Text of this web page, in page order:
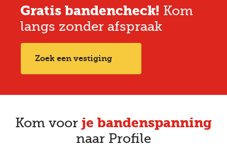
Gratis bandencheck! Kom
langs zonder afspraak
Zoek een vestiging
Kom voor je bandenspanning
naar Profile